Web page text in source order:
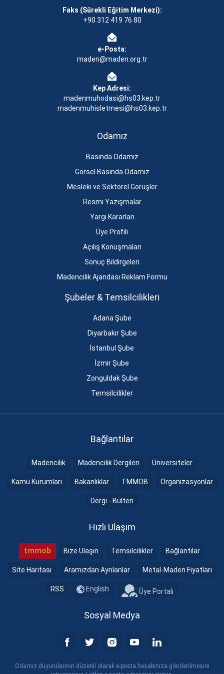
Faks (Sürekli Eğitim Merkezi):
+90 312 419 76 80
e-Posta:
maden@maden.org.tr
Kep Adresi:
madenmuhodasi@hs03.kep.tr
madenmuhisletmesi@hs03.kep.tr
Odamız
Basında Odamız
Görsel Basında Odamız
Mesleki ve Sektörel Görüşler
Resmi Yazışmalar
Yargı Kararları
Üye Profili
Açılış Konuşmaları
Sonuç Bildirgeleri
Madencilik Ajandası Reklam Formu
Şubeler & Temsilcilikleri
Adana Şube
Diyarbakır Şube
İstanbul Şube
İzmir Şube
Zonguldak Şube
Temsilcilikler
Bağlantılar
Madencilik Madencilik Dergileri Üniversiteler
Kamu Kurumları Bakanlıklar TMMOB Organizasyonlar
Dergi - Bülten
Hızlı Ulaşım
tmmob Bize Ulaşın Temsilcilikler Bağlantılar
Site Haritası Aramızdan Ayrılanlar Metal-Maden Fiyatları
RSS English Üye Portalı
Sosyal Medya
Odamız duyurularının düzenli olarak e-posta hesabınıza gönderilmesini